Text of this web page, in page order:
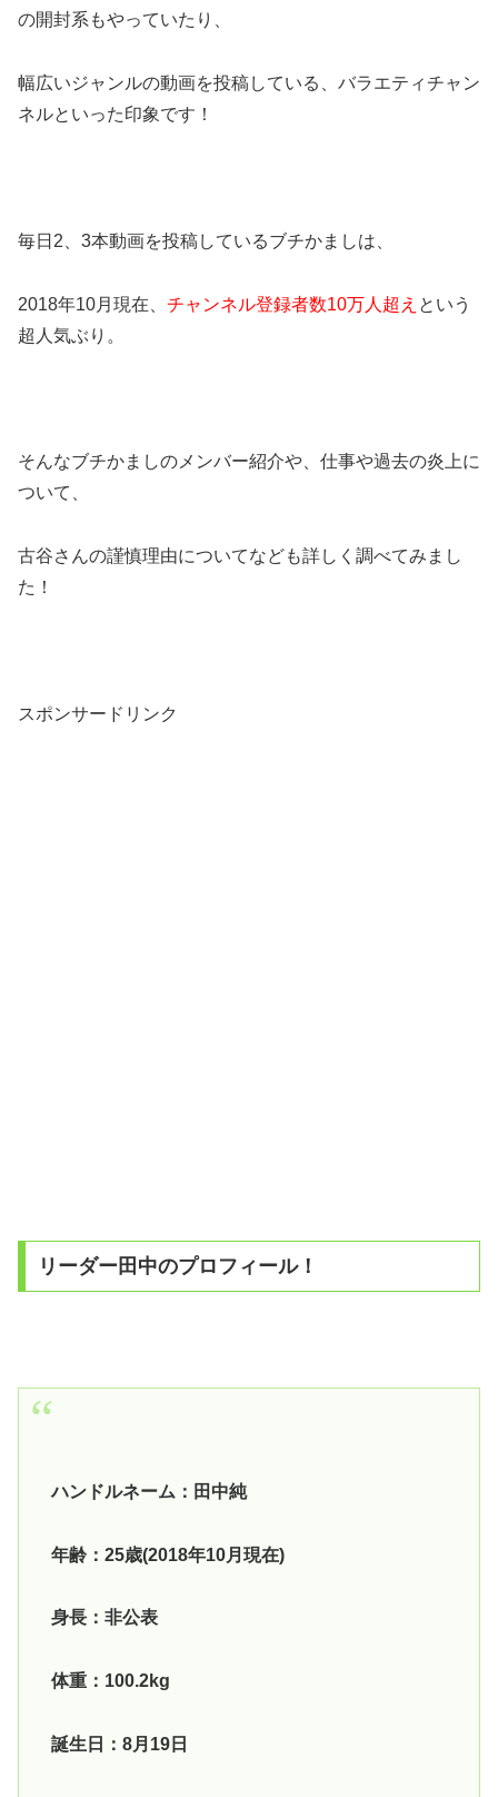
の開封系もやっていたり、
幅広いジャンルの動画を投稿している、バラエティチャン
ネルといった印象です！
毎日2、3本動画を投稿しているブチかましは、
2018年10月現在、 チャンネル登録者数10万人超え という
超人気ぶり。
そんなブチかましのメンバー紹介や、仕事や過去の炎上に
ついて、
古谷さんの謹慎理由についてなども詳しく調べてみまし
た！
スポンサードリンク
リーダー田中のプロフィール！
ハンドルネーム：田中純
年齢：25歳(2018年10月現在)
身長：非公表
体重：100.2kg
誕生日：8月19日